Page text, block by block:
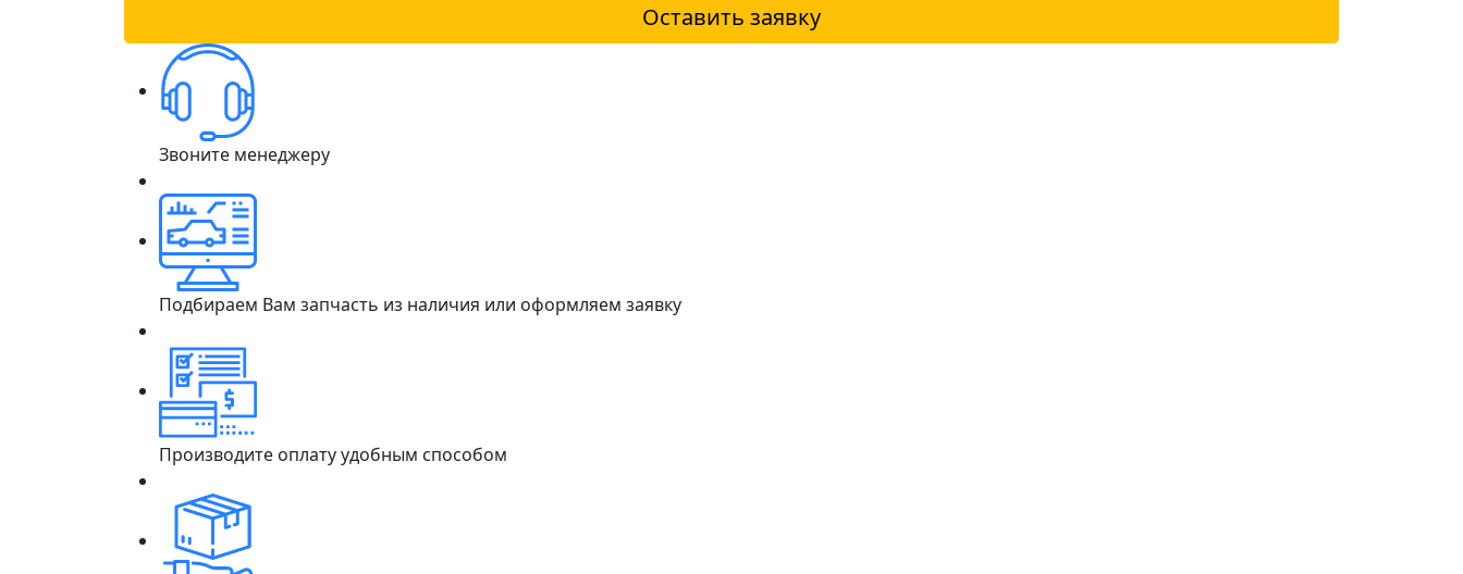
Оставить заявку
Звоните менеджеру
Подбираем Вам запчасть из наличия или оформляем заявку
Производите оплату удобным способом